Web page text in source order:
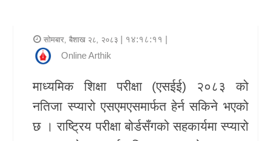
भिडियो
सोमबार, बैशाख २८, २०८३ | १४:१८:११ |
Online Arthik
माध्यमिक शिक्षा परीक्षा (एसईई) २०८३ को
नतिजा स्प्यारो एसएमएसमार्फत हेर्न सकिने भएको
छ । राष्ट्रिय परीक्षा बोर्डसँगको सहकार्यमा स्प्यारो